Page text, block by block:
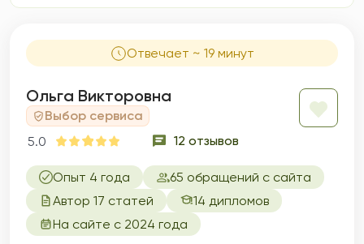
Отвечает ~ 19 минут
Ольга Викторовна
Выбор сервиса
5.0
12 отзывов
Опыт 4 года
65 обращений с сайта
Автор 17 статей
14 дипломов
На сайте с 2024 года